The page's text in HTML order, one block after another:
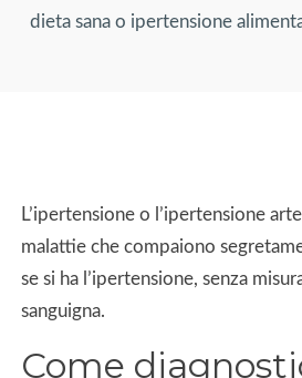
dieta sana o ipertensione
L’ipertensione o l’ipertensione
malattie che compaiono
se si ha l’ipertensione, senza
sanguigna.
Come